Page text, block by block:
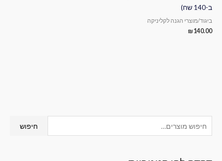
י
חיפוש
ב-140 שח)
ביגוד/מוצרי הגנה לקליניקה
₪140.00